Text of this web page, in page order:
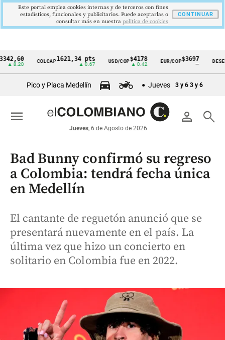
Cintillo
económicos
Colombia
COLCAP1621,34 pts USD/COP$4178
▲ 0.42
EUR/COP$3697
—
DESEMPLEO
Pico y Placa Medellín Jueves 3 y 6 3 y 6
person search
Jueves, 6 de Agosto de 2026
menu
Bad Bunny confirmó su regreso
a Colombia: tendrá fecha única
en Medellín
El cantante de reguetón anunció que se
presentará nuevamente en el país. La
última vez que hizo un concierto en
solitario en Colombia fue en 2022.
Este portal emplea cookies internas y de terceros con fines
estadísticos, funcionales y publicitarios. Puede aceptarlas o
consultar más en nuestra politica de cookies
CONTINUAR